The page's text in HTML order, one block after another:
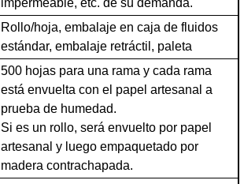
Rollo/hoja, embalaje en caja de fluidos
estándar, embalaje retráctil, paleta
500 hojas para una rama y cada rama
está envuelta con el papel artesanal a
prueba de humedad.
Si es un rollo, será envuelto por papel
artesanal y luego empaquetado por
madera contrachapada.